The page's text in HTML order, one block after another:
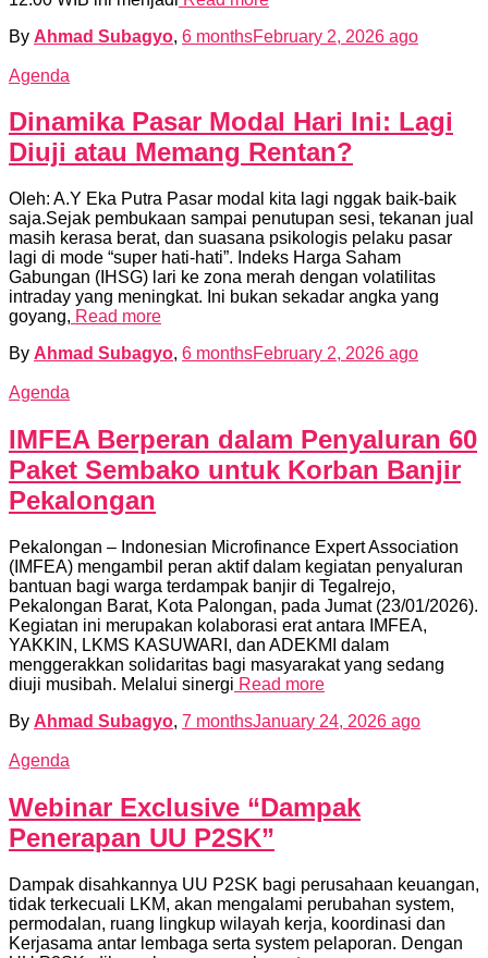
By Ahmad Subagyo, 6 monthsFebruary 2, 2026 ago
Agenda
Dinamika Pasar Modal Hari Ini: Lagi
Diuji atau Memang Rentan?
Oleh: A.Y Eka Putra Pasar modal kita lagi nggak baik-baik
saja.Sejak pembukaan sampai penutupan sesi, tekanan jual
masih kerasa berat, dan suasana psikologis pelaku pasar
lagi di mode “super hati-hati”. Indeks Harga Saham
Gabungan (IHSG) lari ke zona merah dengan volatilitas
intraday yang meningkat. Ini bukan sekadar angka yang
goyang, Read more
By Ahmad Subagyo, 6 monthsFebruary 2, 2026 ago
Agenda
IMFEA Berperan dalam Penyaluran 60
Paket Sembako untuk Korban Banjir
Pekalongan
Pekalongan – Indonesian Microfinance Expert Association
(IMFEA) mengambil peran aktif dalam kegiatan penyaluran
bantuan bagi warga terdampak banjir di Tegalrejo,
Pekalongan Barat, Kota Palongan, pada Jumat (23/01/2026).
Kegiatan ini merupakan kolaborasi erat antara IMFEA,
YAKKIN, LKMS KASUWARI, dan ADEKMI dalam
menggerakkan solidaritas bagi masyarakat yang sedang
diuji musibah. Melalui sinergi Read more
By Ahmad Subagyo, 7 monthsJanuary 24, 2026 ago
Agenda
Webinar Exclusive “Dampak
Penerapan UU P2SK”
Dampak disahkannya UU P2SK bagi perusahaan keuangan,
tidak terkecuali LKM, akan mengalami perubahan system,
permodalan, ruang lingkup wilayah kerja, koordinasi dan
Kerjasama antar lembaga serta system pelaporan. Dengan